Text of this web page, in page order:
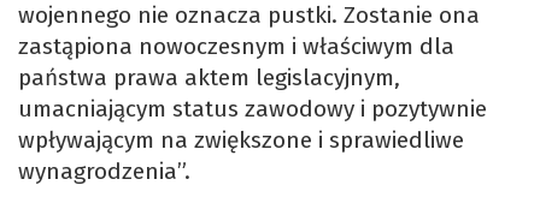
wojennego nie oznacza pustki. Zostanie ona
zastąpiona nowoczesnym i właściwym dla
państwa prawa aktem legislacyjnym,
umacniającym status zawodowy i pozytywnie
wpływającym na zwiększone i sprawiedliwe
wynagrodzenia”.